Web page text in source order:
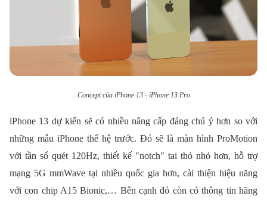
Concept của iPhone 13 - iPhone 13 Pro
iPhone 13 dự kiến sẽ có nhiều nâng cấp đáng chú ý hơn so với
những mẫu iPhone thế hệ trước. Đó sẽ là màn hình ProMotion
với tần số quét 120Hz, thiết kế "notch" tai thỏ nhỏ hơn, hỗ trợ
mạng 5G mmWave tại nhiều quốc gia hơn, cải thiện hiệu năng
với con chip A15 Bionic,… Bên cạnh đó còn có thông tin hãng